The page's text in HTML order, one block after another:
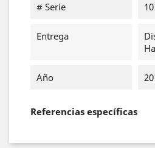
# Serie 10
Entrega
Año
Referencias específicas